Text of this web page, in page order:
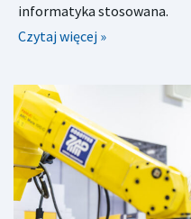
informatyka stosowana.
Czytaj więcej »